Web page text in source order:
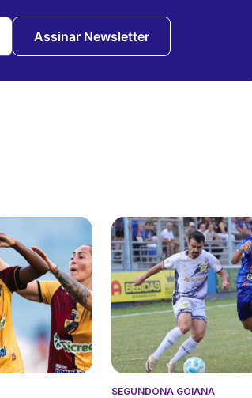
Assinar Newsletter
SEGUNDONA GOIANA